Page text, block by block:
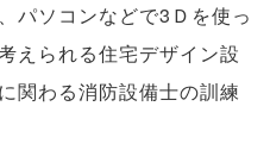
パソコンなどで3Ｄを使っ
えられる住宅デザイン設
関わる消防設備士の訓練